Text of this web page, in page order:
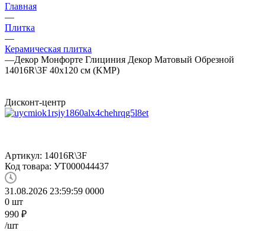
Главная
—
Плитка
—
Керамическая плитка
—Декор Монфорте Глициния Декор Матовый Обрезной
14016R\3F 40x120 см (KMP)
Дисконт-центр
Артикул: 14016R\3F
Код товара: УТ000044437
31.08.2026 23:59:59 0000
0 шт
990 ₽
/шт